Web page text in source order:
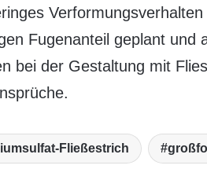
Fugenanteil geplant und
bei der Gestaltung mit
Fließestrich